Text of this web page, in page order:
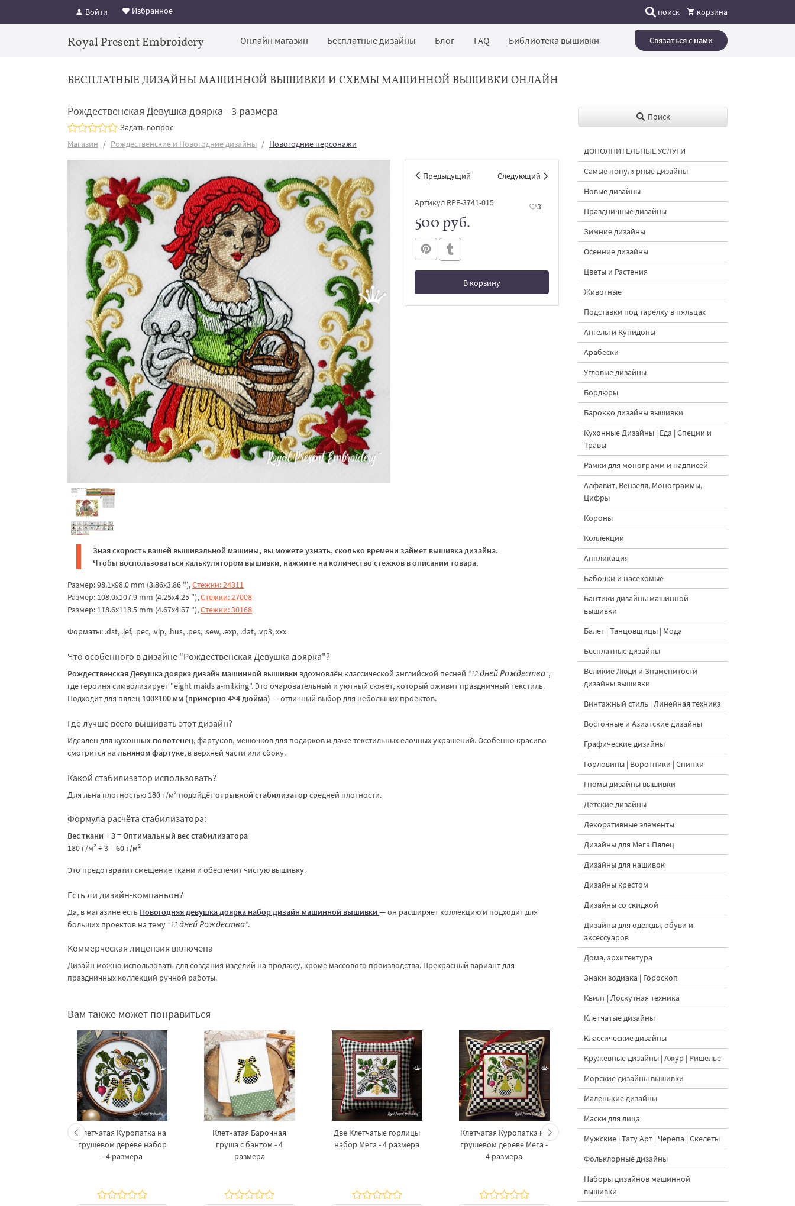
Войти Избранное поиск корзина
Royal Present Embroidery Онлайн магазин Бесплатные дизайны Блог FAQ Библиотека вышивки Связаться с нами
БЕСПЛАТНЫЕ ДИЗАЙНЫ МАШИННОЙ ВЫШИВКИ И СХЕМЫ МАШИННОЙ ВЫШИВКИ ОНЛАЙН
Рождественская Девушка доярка - 3 размера
Задать вопрос
Магазин
Рождественские и Новогодние дизайны Новогодние персонажи
Предыдущий Следующий
Артикул RPE-3741-015 3
500 руб.
В корзину
В корзине
Зная скорость вашей вышивальной машины, вы можете узнать, сколько времени займет вышивка дизайна.
Чтобы воспользоваться калькулятором вышивки, нажмите на количество стежков в описании товара.
Размер: 98.1x98.0 mm (3.86x3.86 "),Стежки: 24311
Размер: 108.0x107.9 mm (4.25x4.25 "),Стежки: 27008
Размер: 118.6x118.5 mm (4.67x4.67 "),Стежки: 30168
Форматы: .dst, .jef, .pec, .vip, .hus, .pes, .sew, .exp, .dat, .vp3, xxx
Что особенного в дизайне "Рождественская Девушка доярка"?
Рождественская Девушка доярка дизайн машинной вышивки вдохновлён классической английской песней "12 дней Рождества",
где героиня символизирует "eight maids a-milking". Это очаровательный и уютный сюжет, который оживит праздничный текстиль.
Подходит для пялец 100×100 мм (примерно 4×4 дюйма) — отличный выбор для небольших проектов.
Где лучше всего вышивать этот дизайн?
Идеален для кухонных полотенец, фартуков, мешочков для подарков и даже текстильных елочных украшений. Особенно красиво
смотрится на льняном фартуке, в верхней части или сбоку.
Какой стабилизатор использовать?
Для льна плотностью 180 г/м² подойдётотрывной стабилизаторсредней плотности.
Формула расчёта стабилизатора:
Вес ткани ÷ 3 = Оптимальный вес стабилизатора
180 г/м² ÷ 3 =60 г/м²
Это предотвратит смещение ткани и обеспечит чистую вышивку.
Есть ли дизайн-компаньон?
Да, в магазине есть Новогодняя девушка доярка набор дизайн машинной вышивки — он расширяет коллекцию и подходит для
больших проектов на тему "12 дней Рождества".
Коммерческая лицензия включена
Дизайн можно использовать для создания изделий на продажу, кроме массового производства. Прекрасный вариант для
праздничных коллекций ручной работы.
Вам также может понравиться
Клетчатая Куропатка на
грушевом дереве набор
- 4 размера
Клетчатая Барочная
груша с бантом - 4
размера
Две Клетчатые горлицы
набор Мега - 4 размера
Клетчатая Куропатка на
грушевом дереве Мега -
4 размера
Две Клетчатые горлицы
набор - 4 размера
Новогодний
Петух набор большой
Поиск
ДОПОЛНИТЕЛЬНЫЕ УСЛУГИ
Самые популярные дизайны
Новые дизайны
Праздничные дизайны
Зимние дизайны
Осенние дизайны
Цветы и Растения
Животные
Подставки под тарелку в пяльцах
Ангелы и Купидоны
Арабески
Угловые дизайны
Бордюры
Барокко дизайны вышивки
Кухонные Дизайны | Еда | Специи и
Травы
Рамки для монограмм и надписей
Алфавит, Вензеля, Монограммы,
Цифры
Короны
Коллекции
Аппликация
Бабочки и насекомые
Бантики дизайны машинной
вышивки
Балет | Танцовщицы | Мода
Бесплатные дизайны
Великие Люди и Знаменитости
дизайны вышивки
Винтажный стиль | Линейная техника
Восточные и Азиатские дизайны
Графические дизайны
Горловины | Воротники | Спинки
Гномы дизайны вышивки
Детские дизайны
Декоративные элементы
Дизайны для Мега Пялец
Дизайны для нашивок
Дизайны крестом
Дизайны со скидкой
Дизайны для одежды, обуви и
аксессуаров
Дома, архитектура
Знаки зодиака | Гороскоп
Квилт | Лоскутная техника
Клетчатые дизайны
Классические дизайны
Кружевные дизайны | Ажур | Ришелье
Морские дизайны вышивки
Маленькие дизайны
Маски для лица
Мужские | Тату Арт | Черепа | Скелеты
Фольклорные дизайны
Наборы дизайнов машинной
вышивки